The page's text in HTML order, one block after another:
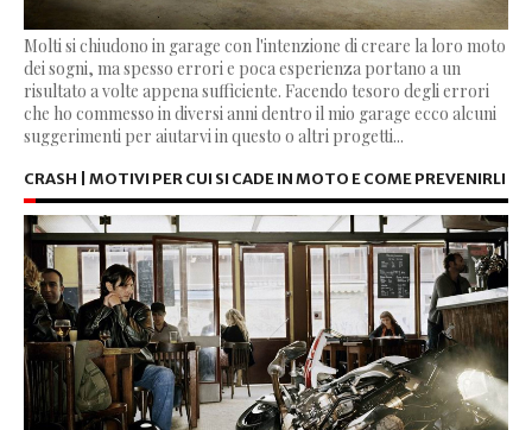
Molti si chiudono in garage con l'intenzione di creare la loro moto
dei sogni, ma spesso errori e poca esperienza portano a un
risultato a volte appena sufficiente. Facendo tesoro degli errori
che ho commesso in diversi anni dentro il mio garage ecco alcuni
suggerimenti per aiutarvi in questo o altri progetti...
CRASH | MOTIVI PER CUI SI CADE IN MOTO E COME PREVENIRLI